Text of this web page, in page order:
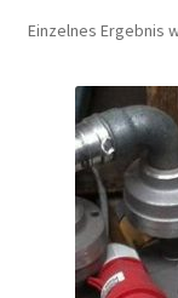
Einzelnes Ergebnis